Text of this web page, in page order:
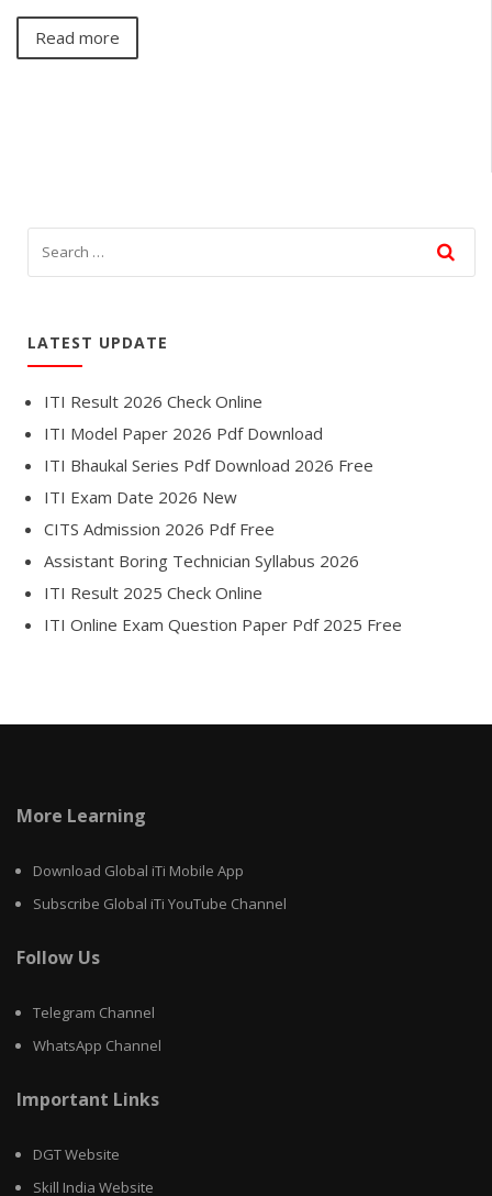
Read more
LATEST UPDATE
ITI Result 2026 Check Online
ITI Model Paper 2026 Pdf Download
ITI Bhaukal Series Pdf Download 2026 Free
ITI Exam Date 2026 New
CITS Admission 2026 Pdf Free
Assistant Boring Technician Syllabus 2026
ITI Result 2025 Check Online
ITI Online Exam Question Paper Pdf 2025 Free
More Learning
Download Global iTi Mobile App
Subscribe Global iTi YouTube Channel
Follow Us
Telegram Channel
WhatsApp Channel
Important Links
DGT Website
Skill India Website